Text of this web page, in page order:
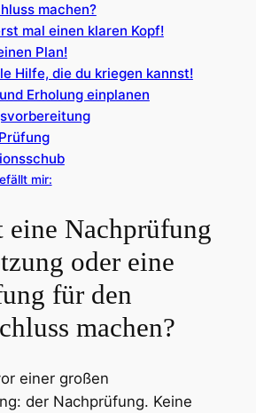
machen?
mal einen klaren Kopf!
Plan!
Hilfe, die du kriegen kannst!
Erholung einplanen
mir:
eine Nachprüfung
oder eine
für den
machen?
einer großen
der Nachprüfung. Keine